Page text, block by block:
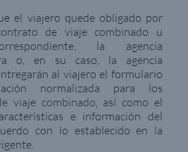
el viajero quede obligado por
de viaje combinado u
la agencia
o, en su caso, la agencia
al viajero el formulario
normalizada para los
viaje combinado, así como el
e información del
con lo establecido en la